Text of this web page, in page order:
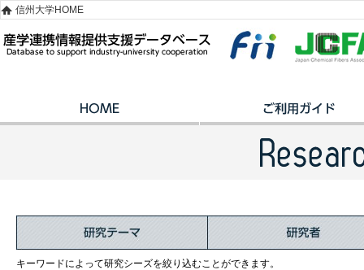
信州大学HOME
キーワードによって研究シーズを絞り込むことができます。